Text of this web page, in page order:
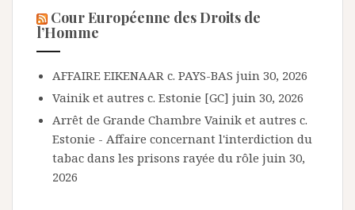
Cour Européenne des Droits de
l’Homme
AFFAIRE EIKENAAR c. PAYS-BAS juin 30, 2026
Vainik et autres c. Estonie [GC] juin 30, 2026
Arrêt de Grande Chambre Vainik et autres c.
Estonie - Affaire concernant l'interdiction du
tabac dans les prisons rayée du rôle juin 30,
2026